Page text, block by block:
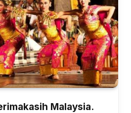
Malaysia.